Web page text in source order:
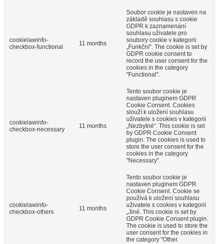
cookielawinfo-
checkbox-functional
11 months
Soubor cookie je nastaven na
základě souhlasu s cookie
GDPR k zaznamenání
souhlasu uživatele pro
soubory cookie v kategorii
„Funkční“. The cookie is set by
GDPR cookie consent to
record the user consent for the
cookies in the category
"Functional".
cookielawinfo-
checkbox-necessary
11 months
Tento soubor cookie je
nastaven pluginem GDPR
Cookie Consent. Cookies
slouží k uložení souhlasu
uživatele s cookies v kategorii
„Nezbytné“. This cookie is set
by GDPR Cookie Consent
plugin. The cookies is used to
store the user consent for the
cookies in the category
"Necessary".
cookielawinfo-
checkbox-others
11 months
Tento soubor cookie je
nastaven pluginem GDPR
Cookie Consent. Cookie se
používá k uložení souhlasu
uživatele s cookies v kategorii
„Jiné. This cookie is set by
GDPR Cookie Consent plugin.
The cookie is used to store the
user consent for the cookies in
the category "Other.